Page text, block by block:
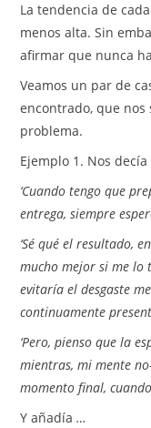
La tendencia de
menos alta. Sin
afirmar que nunca
Veamos un par de
encontrado, que
problema.
Ejemplo 1. Nos
‘Cuando tengo que
entrega, siempre
‘Sé qué el resultado,
mucho mejor si me lo
evitaría el desgaste
continuamente
‘Pero, pienso que la
mientras, mi mente
momento final,
Y añadía …